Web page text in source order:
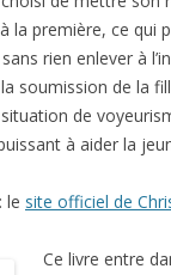
la première, ce qui
rien enlever à
soumission de la
de
à aider la
: le site officiel de
Ce livre entre